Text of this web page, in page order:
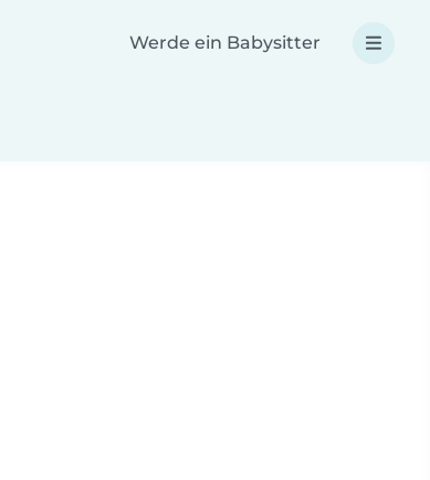
Werde ein Babysitter